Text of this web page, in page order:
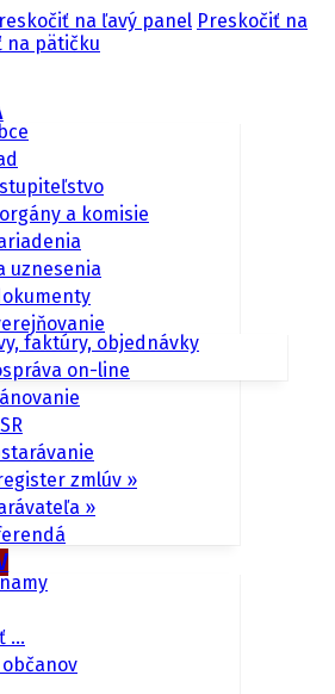
na ľavý panel Preskočiť na
na pätičku
a komisie
uznesenia
faktúry, objednávky
on-line
zmlúv »
»
…